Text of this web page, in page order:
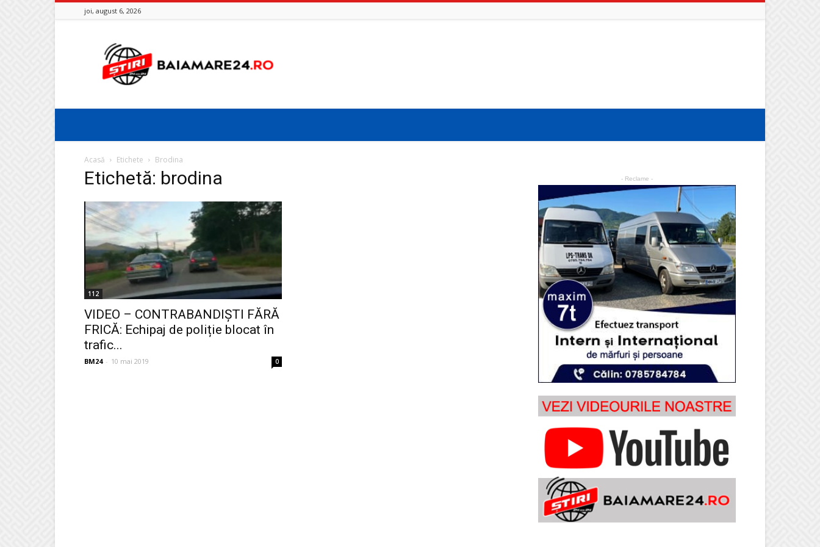
joi, august 6, 2026
Baia
Mare
24
Acasă Etichete Brodina
Etichetă: brodina
112
VIDEO – CONTRABANDIȘTI FĂRĂ
FRICĂ: Echipaj de poliție blocat în
trafic...
BM24 - 10 mai 2019 0
- Reclame -